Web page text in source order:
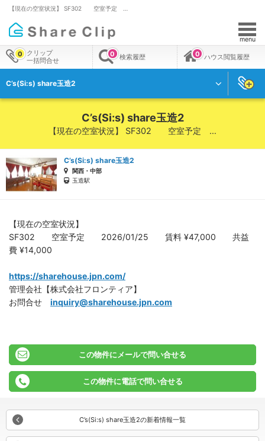
【現在の空室状況】 SF302 空室予定 …
menu
クリップ
一括問合せ
0 検索履歴
0 ハウス閲覧履歴
0
C’s(Si:s) share玉造2
C’s(Si:s) share玉造2
【現在の空室状況】 SF302 空室予定 …
C’s(Si:s) share玉造2
関西・中部
玉造駅
【現在の空室状況】
SF302 空室予定 2026/01/25 賃料 ¥47,000 共益
費 ¥14,000
https://sharehouse.jpn.com/
管理会社【株式会社フロンティア】
お問合せ inquiry@sharehouse.jpn.com
この物件にメールで問い合せる
この物件に電話で問い合せる
C’s(Si:s) share玉造2の新着情報一覧